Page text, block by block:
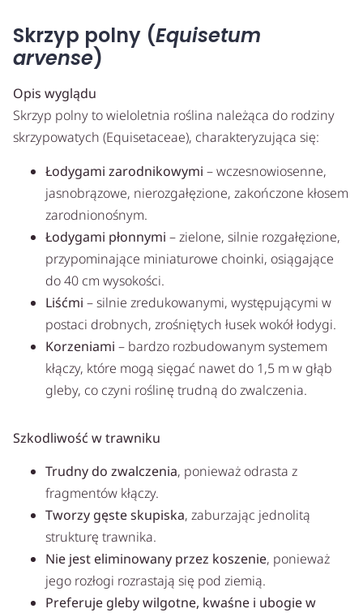
Skrzyp polny (Equisetum
arvense)
Opis wyglądu
Skrzyp polny to wieloletnia roślina należąca do rodziny
skrzypowatych (Equisetaceae), charakteryzująca się:
Łodygami zarodnikowymi – wczesnowiosenne,
jasnobrązowe, nierozgałęzione, zakończone kłosem
zarodnionośnym.
Łodygami płonnymi – zielone, silnie rozgałęzione,
przypominające miniaturowe choinki, osiągające
do 40 cm wysokości.
Liśćmi – silnie zredukowanymi, występującymi w
postaci drobnych, zrośniętych łusek wokół łodygi.
Korzeniami – bardzo rozbudowanym systemem
kłączy, które mogą sięgać nawet do 1,5 m w głąb
gleby, co czyni roślinę trudną do zwalczenia.
Szkodliwość w trawniku
Trudny do zwalczenia, ponieważ odrasta z
fragmentów kłączy.
Tworzy gęste skupiska, zaburzając jednolitą
strukturę trawnika.
Nie jest eliminowany przez koszenie, ponieważ
jego rozłogi rozrastają się pod ziemią.
Preferuje gleby wilgotne, kwaśne i ubogie w